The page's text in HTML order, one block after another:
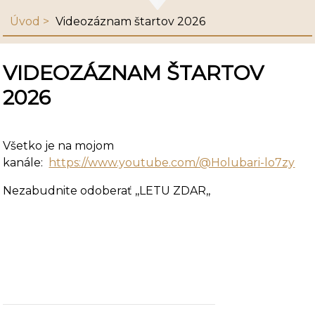
Úvod Videozáznam štartov 2026
VIDEOZÁZNAM ŠTARTOV
2026
Všetko je na mojom
kanále:
https://www.youtube.com/@Holubari-lo7zy
Nezabudnite odoberať ,,LETU ZDAR,,